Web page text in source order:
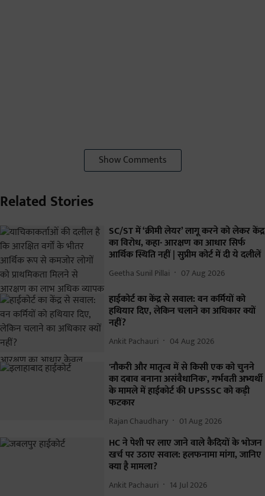
Show Comments
Related Stories
SC/ST में ‘क्रीमी लेयर’ लागू करने को लेकर केंद्र
का विरोध, कहा- आरक्षण का आधार सिर्फ
आर्थिक स्थिति नहीं | सुप्रीम कोर्ट में दी ये दलीलें
Geetha Sunil Pillai 07 Aug 2026
हाईकोर्ट का केंद्र से सवाल: वन कर्मियों को
हथियार दिए, लेकिन चलाने का अधिकार क्यों
नहीं?
Ankit Pachauri 04 Aug 2026
'नौकरी और मातृत्व में से किसी एक को चुनने
का दबाव बनाना असंवैधानिक', गर्भवती अभ्यर्थी
के मामले में हाईकोर्ट की UPSSSC को कड़ी
फटकार
Rajan Chaudhary 01 Aug 2026
HC ने पेशी पर लाए जाने वाले कैदियों के भोजन
खर्च पर उठाए सवाल: हलफनामा मांगा, जानिए
क्या है मामला?
Ankit Pachauri 14 Jul 2026